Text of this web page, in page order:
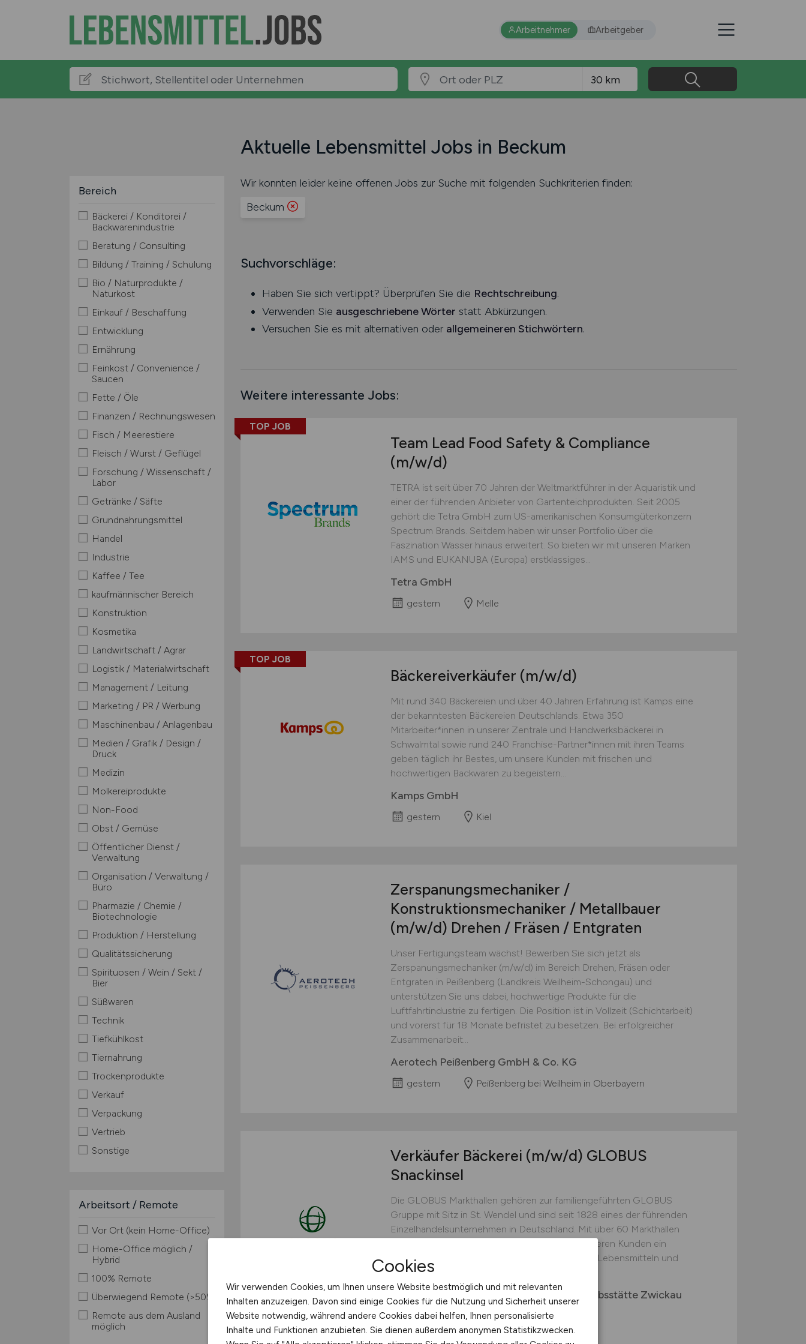
Arbeitnehmer Arbeitgeber
Aktuelle Lebensmittel Jobs in Beckum
Bereich
Bäckerei / Konditorei /
Backwarenindustrie
Beratung / Consulting
Bildung / Training / Schulung
Bio / Naturprodukte /
Naturkost
Einkauf / Beschaffung
Entwicklung
Ernährung
Feinkost / Convenience /
Saucen
Fette / Öle
Finanzen / Rechnungswesen
Fisch / Meerestiere
Fleisch / Wurst / Geflügel
Forschung / Wissenschaft /
Labor
Getränke / Säfte
Grundnahrungsmittel
Handel
Industrie
Kaffee / Tee
kaufmännischer Bereich
Konstruktion
Kosmetika
Landwirtschaft / Agrar
Logistik / Materialwirtschaft
Management / Leitung
Marketing / PR / Werbung
Maschinenbau / Anlagenbau
Medien / Grafik / Design /
Druck
Medizin
Molkereiprodukte
Non-Food
Obst / Gemüse
Öffentlicher Dienst /
Verwaltung
Organisation / Verwaltung /
Büro
Pharmazie / Chemie /
Biotechnologie
Produktion / Herstellung
Qualitätssicherung
Spirituosen / Wein / Sekt /
Bier
Süßwaren
Technik
Tiefkühlkost
Tiernahrung
Trockenprodukte
Verkauf
Verpackung
Vertrieb
Sonstige
Arbeitsort / Remote
Vor Ort (kein Home-Office)
Home-Office möglich /
Hybrid
100% Remote
Überwiegend Remote (>50%)
Remote aus dem Ausland
möglich
Wir konnten leider keine offenen Jobs zur Suche mit folgenden Suchkriterien finden:
Beckum
Suchvorschläge:
Haben Sie sich vertippt? Überprüfen Sie die Rechtschreibung.
Verwenden Sie ausgeschriebene Wörter statt Abkürzungen.
Versuchen Sie es mit alternativen oder allgemeineren Stichwörtern.
Weitere interessante Jobs:
TOP JOB
Team Lead Food Safety & Compliance
(m/w/d)
TETRA ist seit über 70 Jahren der Weltmarktführer in der Aquaristik und
einer der führenden Anbieter von Gartenteichprodukten. Seit 2005
gehört die Tetra GmbH zum US-amerikanischen Konsumgüterkonzern
Spectrum Brands. Seitdem haben wir unser Portfolio über die
Faszination Wasser hinaus erweitert. So bieten wir mit unseren Marken
IAMS und EUKANUBA (Europa) erstklassiges...
Tetra GmbH
gestern Melle
TOP JOB
Bäckereiverkäufer (m/w/d)
Mit rund 340 Bäckereien und über 40 Jahren Erfahrung ist Kamps eine
der bekanntesten Bäckereien Deutschlands. Etwa 350
Mitarbeiter*innen in unserer Zentrale und Handwerksbäckerei in
Schwalmtal sowie rund 240 Franchise-Partner*innen mit ihren Teams
geben täglich ihr Bestes, um unsere Kunden mit frischen und
hochwertigen Backwaren zu begeistern...
Kamps GmbH
gestern Kiel
Zerspanungsmechaniker /
Konstruktionsmechaniker / Metallbauer
(m/w/d) Drehen / Fräsen / Entgraten
Unser Fertigungsteam wächst! Bewerben Sie sich jetzt als
Zerspanungsmechaniker (m/w/d) im Bereich Drehen, Fräsen oder
Entgraten in Peißenberg (Landkreis Weilheim-Schongau) und
unterstützen Sie uns dabei, hochwertige Produkte für die
Luftfahrtindustrie zu fertigen. Die Position ist in Vollzeit (Schichtarbeit)
und vorerst für 18 Monate befristet zu besetzen. Bei erfolgreicher
Zusammenarbeit...
Aerotech Peißenberg GmbH & Co. KG
gestern Peißenberg bei Weilheim in Oberbayern
Verkäufer Bäckerei (m/w/d) GLOBUS
Snackinsel
Die GLOBUS Markthallen gehören zur familiengeführten GLOBUS
Gruppe mit Sitz in St. Wendel und sind seit 1828 eines der führenden
Einzelhandelsunternehmen in Deutschland. Mit über 60 Markthallen
und rund 20.000 Mitarbeitenden bieten wir unseren Kunden ein
einzigartiges Einkaufserlebnis mit hochwertigen Lebensmitteln und
Non-Food-Artikeln....
Globus Handelshof GmbH & Co. KG Betriebsstätte Zwickau
vor 2 Tagen Zwickau
Cookies
Wir verwenden Cookies, um Ihnen unsere Website bestmöglich und mit relevanten
Inhalten anzuzeigen. Davon sind einige Cookies für die Nutzung und Sicherheit unserer
Website notwendig, während andere Cookies dabei helfen, Ihnen personalisierte
Inhalte und Funktionen anzubieten. Sie dienen außerdem anonymen Statistikzwecken.